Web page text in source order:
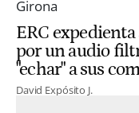
ERC
por un audio
"echar" a sus
David Expósito J.